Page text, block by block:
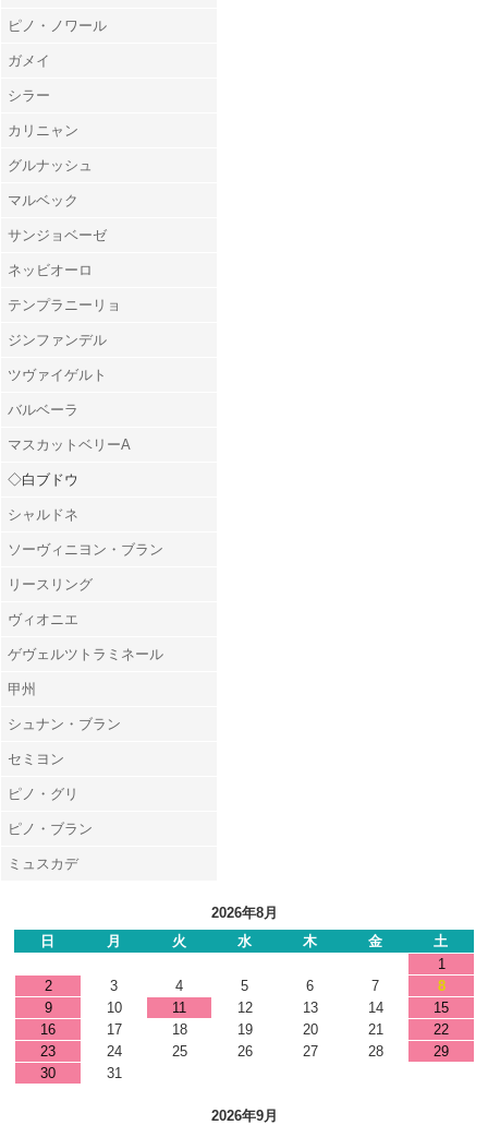
ピノ・ノワール
ガメイ
シラー
カリニャン
グルナッシュ
マルベック
サンジョベーゼ
ネッビオーロ
テンプラニーリョ
ジンファンデル
ツヴァイゲルト
バルベーラ
マスカットベリーA
◇白ブドウ
シャルドネ
ソーヴィニヨン・ブラン
リースリング
ヴィオニエ
ゲヴェルツトラミネール
甲州
シュナン・ブラン
セミヨン
ピノ・グリ
ピノ・ブラン
ミュスカデ
2026年8月
日
月 火 水 木 金
土
1
2
3 4 5 6 7
8
9
10 11 12 13 14
15
16
17 18 19 20 21
22
23
24 25 26 27 28
29
30
31
2026年9月